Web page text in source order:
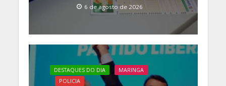
6 de agosto de 2026
DESTAQUES DO DIA
MARINGA
POLICIA